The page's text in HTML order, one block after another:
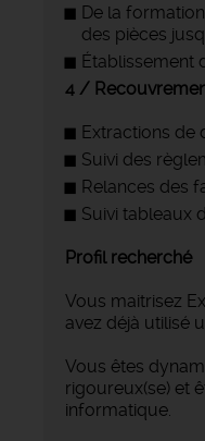
De la
des pièces
Établissement
4 /
Extractions de
Suivi des
Relances des
Suivi tableaux
Profil recherché
Vous maitrisez
avez déjà utilisé
Vous êtes
rigoureux(se) et
informatique.